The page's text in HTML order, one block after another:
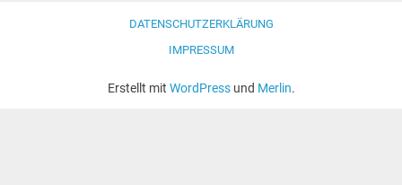
DATENSCHUTZERKLÄRUNG
IMPRESSUM
Erstellt mit WordPressund Merlin.